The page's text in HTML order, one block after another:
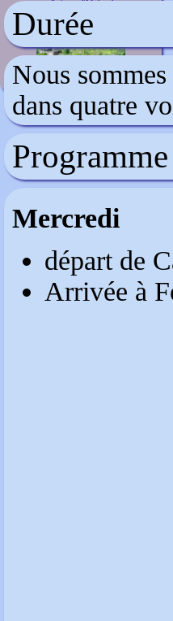
Autour d'Oxford
Durée
Nous
dans quatre
Programme
Mercredi
départ de
Arrivée à